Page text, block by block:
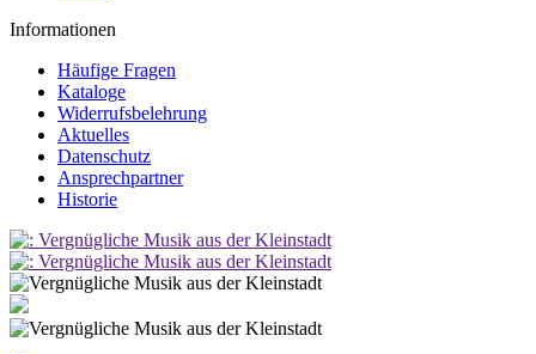
Informationen
Häufige Fragen
Kataloge
Widerrufsbelehrung
Aktuelles
Datenschutz
Ansprechpartner
Historie